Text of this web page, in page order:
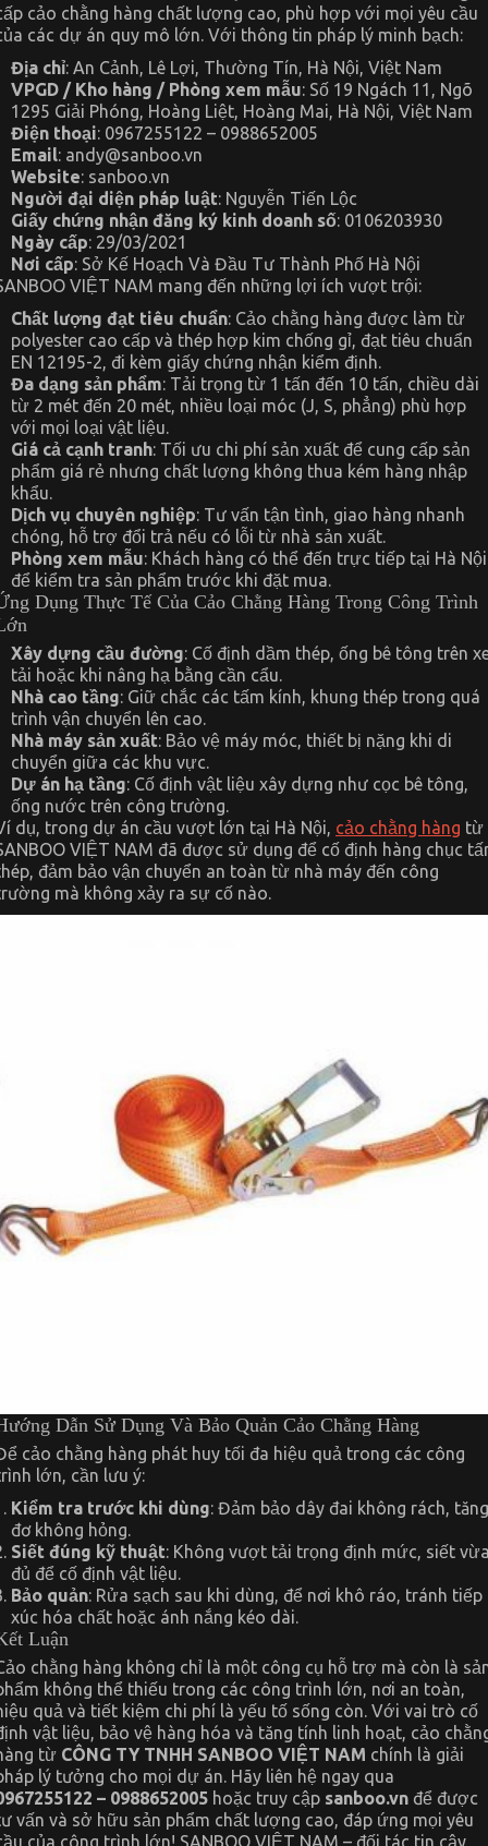
cảo chằng hàng chất lượng cao, phù hợp với mọi yêu cầu
các dự án quy mô lớn. Với thông tin pháp lý minh bạch:
Địa chỉ: An Cảnh, Lê Lợi, Thường Tín, Hà Nội, Việt Nam
VPGD / Kho hàng / Phòng xem mẫu: Số 19 Ngách 11, Ngõ
1295 Giải Phóng, Hoàng Liệt, Hoàng Mai, Hà Nội, Việt Nam
Điện thoại: 0967255122 – 0988652005
Email: andy@sanboo.vn
Website: sanboo.vn
Người đại diện pháp luật: Nguyễn Tiến Lộc
Giấy chứng nhận đăng ký kinh doanh số: 0106203930
Ngày cấp: 29/03/2021
Nơi cấp: Sở Kế Hoạch Và Đầu Tư Thành Phố Hà Nội
VIỆT NAM mang đến những lợi ích vượt trội:
Chất lượng đạt tiêu chuẩn: Cảo chằng hàng được làm từ
polyester cao cấp và thép hợp kim chống gỉ, đạt tiêu chuẩn
EN 12195-2, đi kèm giấy chứng nhận kiểm định.
Đa dạng sản phẩm: Tải trọng từ 1 tấn đến 10 tấn, chiều dài
từ 2 mét đến 20 mét, nhiều loại móc (J, S, phẳng) phù hợp
với mọi loại vật liệu.
Giá cả cạnh tranh: Tối ưu chi phí sản xuất để cung cấp sản
phẩm giá rẻ nhưng chất lượng không thua kém hàng nhập
khẩu.
Dịch vụ chuyên nghiệp: Tư vấn tận tình, giao hàng nhanh
chóng, hỗ trợ đổi trả nếu có lỗi từ nhà sản xuất.
Phòng xem mẫu: Khách hàng có thể đến trực tiếp tại Hà Nội
để kiểm tra sản phẩm trước khi đặt mua.
Dụng Thực Tế Của Cảo Chằng Hàng Trong Công Trình
Xây dựng cầu đường: Cố định dầm thép, ống bê tông trên
tải hoặc khi nâng hạ bằng cần cẩu.
Nhà cao tầng: Giữ chắc các tấm kính, khung thép trong quá
trình vận chuyển lên cao.
Nhà máy sản xuất: Bảo vệ máy móc, thiết bị nặng khi di
chuyển giữa các khu vực.
Dự án hạ tầng: Cố định vật liệu xây dựng như cọc bê tông,
ống nước trên công trường.
dụ, trong dự án cầu vượt lớn tại Hà Nội, cảo chằng hàng từ
VIỆT NAM đã được sử dụng để cố định hàng chục
đảm bảo vận chuyển an toàn từ nhà máy đến công
mà không xảy ra sự cố nào.
Dẫn Sử Dụng Và Bảo Quản Cảo Chằng Hàng
cảo chằng hàng phát huy tối đa hiệu quả trong các công
lớn, cần lưu ý:
Kiểm tra trước khi dùng: Đảm bảo dây đai không rách, tăng
đơ không hỏng.
Siết đúng kỹ thuật: Không vượt tải trọng định mức, siết
đủ để cố định vật liệu.
Bảo quản: Rửa sạch sau khi dùng, để nơi khô ráo, tránh tiếp
xúc hóa chất hoặc ánh nắng kéo dài.
Luận
chằng hàng không chỉ là một công cụ hỗ trợ mà còn là
không thể thiếu trong các công trình lớn, nơi an toàn,
quả và tiết kiệm chi phí là yếu tố sống còn. Với vai trò cố
vật liệu, bảo vệ hàng hóa và tăng tính linh hoạt, cảo
từ CÔNG TY TNHH SANBOO VIỆT NAM chính là giải
lý tưởng cho mọi dự án. Hãy liên hệ ngay qua
– 0988652005 hoặc truy cập sanboo.vn để được
vấn và sở hữu sản phẩm chất lượng cao, đáp ứng mọi yêu
của công trình lớn! SANBOO VIỆT NAM – đối tác tin cậy